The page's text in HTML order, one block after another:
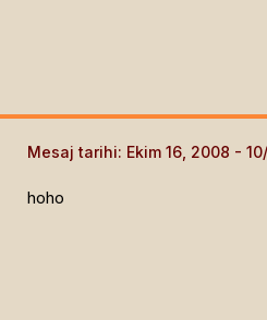
Mesaj tarihi: Ekim 16, 2008
hoho